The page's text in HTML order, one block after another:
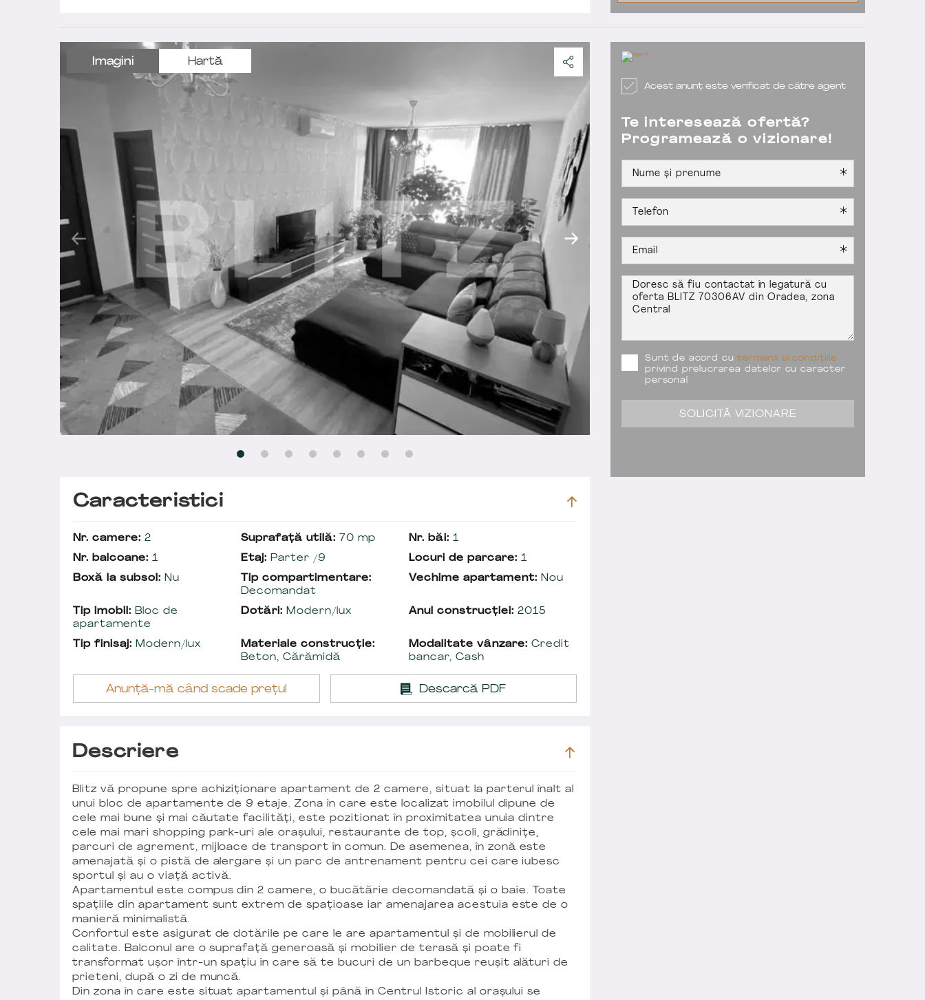
Imagini Hartă
Acest anunț este verificat de către agent
Te interesează ofertă?
Programează o vizionare!
Sunt de acord cutermenii si condițiile
privind prelucrarea datelor cu caracter
personal
SOLICITĂ VIZIONARE
Caracteristici
Nr. camere: 2 Suprafață utilă: 70 mp Nr. băi: 1
Nr. balcoane: 1 Etaj: Parter /9 Locuri de parcare: 1
Boxă la subsol: Nu
Tip compartimentare:
Decomandat
Vechime apartament: Nou
Tip imobil: Bloc de
apartamente
Dotări: Modern/lux Anul construcției: 2015
Tip finisaj: Modern/lux
Materiale construcție:
Beton, Cărămidă
Modalitate vânzare: Credit
bancar, Cash
Anunță-mă când scade prețul Descarcă PDF
Descriere
Blitz vă propune spre achiziționare apartament de 2 camere, situat la parterul înalt al
unui bloc de apartamente de 9 etaje. Zona în care este localizat imobilul dipune de
cele mai bune și mai căutate facilități, este pozitionat în proximitatea unuia dintre
cele mai mari shopping park-uri ale orașului, restaurante de top, școli, grădinițe,
parcuri de agrement, mijloace de transport în comun. De asemenea, în zonă este
amenajată și o pistă de alergare și un parc de antrenament pentru cei care iubesc
sportul și au o viață activă.
Apartamentul este compus din 2 camere, o bucătărie decomandată și o baie. Toate
spațiile din apartament sunt extrem de spațioase iar amenajarea acestuia este de o
manieră minimalistă.
Confortul este asigurat de dotările pe care le are apartamentul și de mobilierul de
calitate. Balconul are o suprafață generoasă și mobilier de terasă și poate fi
transformat ușor într-un spațiu în care să te bucuri de un barbeque reușit alături de
prieteni, după o zi de muncă.
Din zona în care este situat apartamentul și până în Centrul Istoric al orașului se